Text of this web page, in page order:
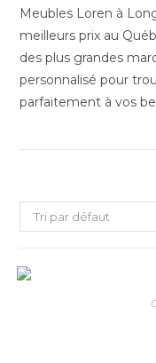
Meubles Loren à
meilleurs prix au
des plus grandes
personnalisé pour
parfaitement à vos
Tri par défaut